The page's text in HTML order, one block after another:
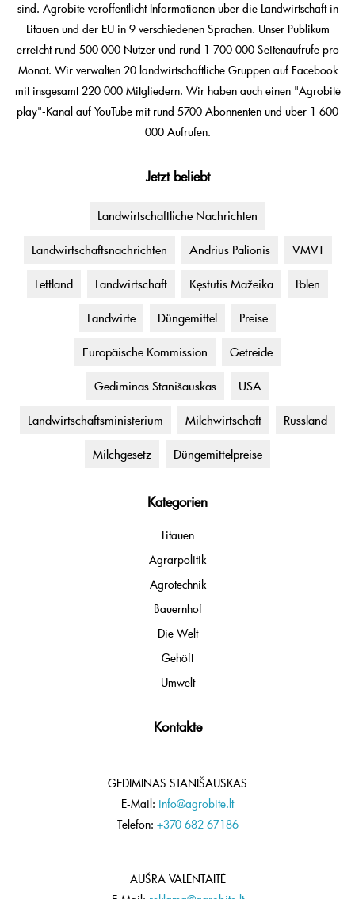
sind. Agrobitė veröffentlicht Informationen über die Landwirtschaft in
Litauen und der EU in 9 verschiedenen Sprachen. Unser Publikum
erreicht rund 500 000 Nutzer und rund 1 700 000 Seitenaufrufe pro
Monat. Wir verwalten 20 landwirtschaftliche Gruppen auf Facebook
mit insgesamt 220 000 Mitgliedern. Wir haben auch einen "Agrobitė
play"-Kanal auf YouTube mit rund 5700 Abonnenten und über 1 600
000 Aufrufen.
Jetzt beliebt
Landwirtschaftliche Nachrichten
Landwirtschaftsnachrichten Andrius Palionis VMVT
Lettland Landwirtschaft Kęstutis Mažeika Polen
Landwirte Düngemittel Preise
Europäische Kommission Getreide
Gediminas Stanišauskas USA
Landwirtschaftsministerium Milchwirtschaft Russland
Milchgesetz Düngemittelpreise
Kategorien
Litauen
Agrarpolitik
Agrotechnik
Bauernhof
Die Welt
Gehöft
Umwelt
Kontakte
GEDIMINAS STANIŠAUSKAS
E-Mail: info@agrobite.lt
Telefon: +370 682 67186
AUŠRA VALENTAITĖ